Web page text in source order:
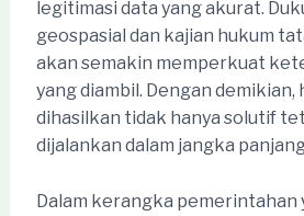
legitimasi data yang akurat.
geospasial dan kajian hukum
akan semakin memperkuat
yang diambil. Dengan demikian,
dihasilkan tidak hanya solutif
dijalankan dalam jangka
Dalam kerangka